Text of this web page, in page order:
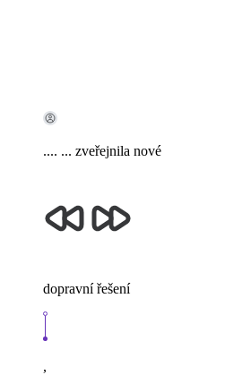
.... ... zveřejnila nové
dopravní řešení
,